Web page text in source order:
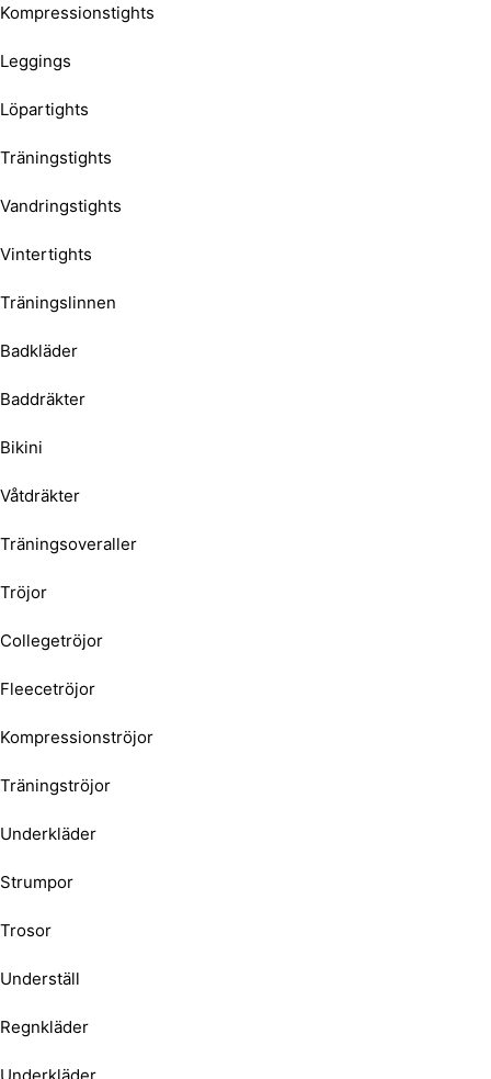
Kompressionstights
Leggings
Löpartights
Träningstights
Vandringstights
Vintertights
Träningslinnen
Badkläder
Baddräkter
Bikini
Våtdräkter
Träningsoveraller
Tröjor
Collegetröjor
Fleecetröjor
Kompressionströjor
Träningströjor
Underkläder
Strumpor
Trosor
Underställ
Regnkläder
Underkläder